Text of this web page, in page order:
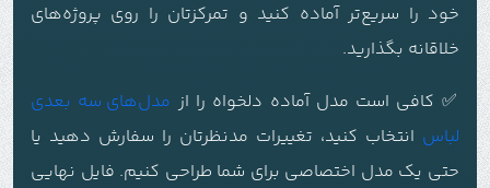
خود را سریع‌تر آماده کنید و تمرکزتان را روی پروژه‌های
خلاقانه بگذارید.
✅ کافی است مدل آماده دلخواه را از مدل‌های سه بعدی
لباس انتخاب کنید، تغییرات مدنظرتان را سفارش دهید یا
حتی یک مدل اختصاصی برای شما طراحی کنیم. فایل نهایی